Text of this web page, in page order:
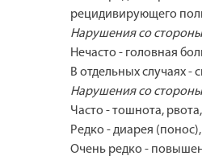
рецидивирующего
Нарушения со
Нечасто - головная
В отдельных случаях -
Нарушения со
Часто - тошнота,
Редко - диарея
Очень редко -